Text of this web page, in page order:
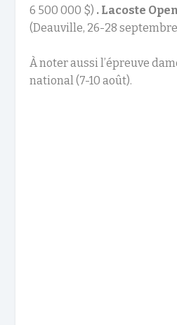
6 500 000 $) . Lacoste
(Deauville, 26-28
À noter aussi l’épreuve
national (7-10 août).